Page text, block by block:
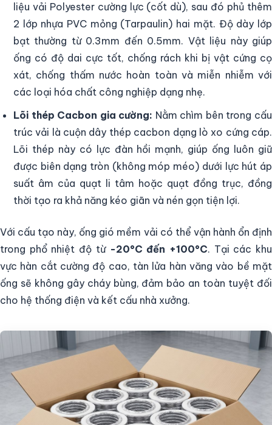
liệu vải Polyester cường lực (cốt dù), sau đó phủ thêm
2 lớp nhựa PVC mỏng (Tarpaulin) hai mặt. Độ dày lớp
bạt thường từ 0.3mm đến 0.5mm. Vật liệu này giúp
ống có độ dai cực tốt, chống rách khi bị vật cứng cọ
xát, chống thấm nước hoàn toàn và miễn nhiễm với
các loại hóa chất công nghiệp dạng nhẹ.
Lõi thép Cacbon gia cường: Nằm chìm bên trong cấu
trúc vải là cuộn dây thép cacbon dạng lò xo cứng cáp.
Lõi thép này có lực đàn hồi mạnh, giúp ống luôn giữ
được biên dạng tròn (không móp méo) dưới lực hút áp
suất âm của quạt li tâm hoặc quạt đồng trục, đồng
thời tạo ra khả năng kéo giãn và nén gọn tiện lợi.
Với cấu tạo này, ống gió mềm vải có thể vận hành ổn định
trong phổ nhiệt độ từ -20°C đến +100°C. Tại các khu
vực hàn cắt cường độ cao, tàn lửa hàn văng vào bề mặt
ống sẽ không gây cháy bùng, đảm bảo an toàn tuyệt đối
cho hệ thống điện và kết cấu nhà xưởng.